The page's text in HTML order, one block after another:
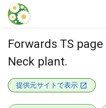
本文に飛ぶ
Forwards TS
Neck plant.
提供元サイトで表示